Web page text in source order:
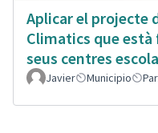
Aplicar el projecte
Climatics que està
seus centres
Javier Municipio